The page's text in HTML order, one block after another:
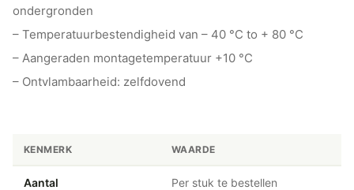
ondergronden
– Temperatuurbestendigheid van – 40 °C to + 80 °C
– Aangeraden montagetemperatuur +10 °C
– Ontvlambaarheid: zelfdovend
KENMERK WAARDE
Aantal Per stuk te bestellen